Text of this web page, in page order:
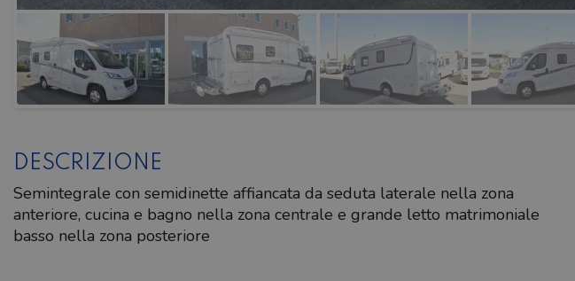
DESCRIZIONE
Semintegrale con semidinette affiancata da seduta laterale nella zona
anteriore, cucina e bagno nella zona centrale e grande letto matrimoniale
basso nella zona posteriore